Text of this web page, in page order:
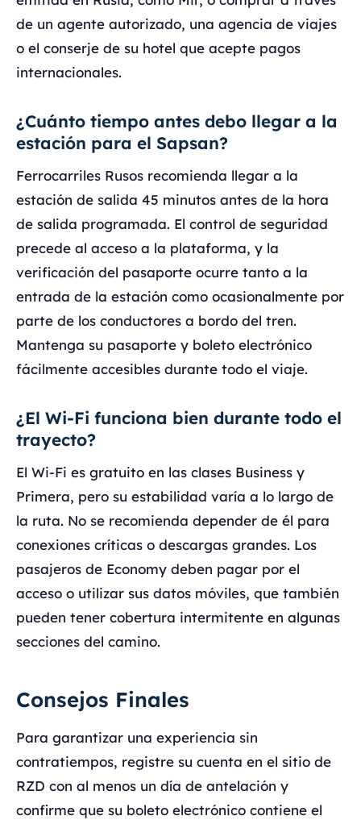
de un agente autorizado, una agencia de viajes
o el conserje de su hotel que acepte pagos
internacionales.
¿Cuánto tiempo antes debo llegar a la
estación para el Sapsan?
Ferrocarriles Rusos recomienda llegar a la
estación de salida 45 minutos antes de la hora
de salida programada. El control de seguridad
precede al acceso a la plataforma, y la
verificación del pasaporte ocurre tanto a la
entrada de la estación como ocasionalmente por
parte de los conductores a bordo del tren.
Mantenga su pasaporte y boleto electrónico
fácilmente accesibles durante todo el viaje.
¿El Wi-Fi funciona bien durante todo el
trayecto?
El Wi-Fi es gratuito en las clases Business y
Primera, pero su estabilidad varía a lo largo de
la ruta. No se recomienda depender de él para
conexiones críticas o descargas grandes. Los
pasajeros de Economy deben pagar por el
acceso o utilizar sus datos móviles, que también
pueden tener cobertura intermitente en algunas
secciones del camino.
Consejos Finales
Para garantizar una experiencia sin
contratiempos, registre su cuenta en el sitio de
RZD con al menos un día de antelación y
confirme que su boleto electrónico contiene el